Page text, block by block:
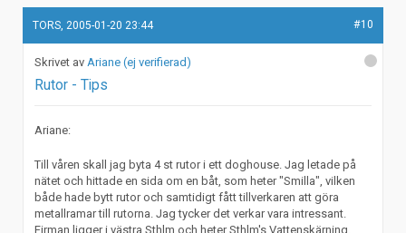
TORS, 2005-01-20 23:44 #10
Ariane (ej verifierad)
Rutor - Tips
Ariane:
Till våren skall jag byta 4 st rutor i ett doghouse. Jag letade på
nätet och hittade en sida om en båt, som heter "Smilla", vilken
både hade bytt rutor och samtidigt fått tillverkaren att göra
metallramar till rutorna. Jag tycker det verkar vara intressant.
Firman ligger i västra Sthlm och heter Sthlm's Vattenskärning.